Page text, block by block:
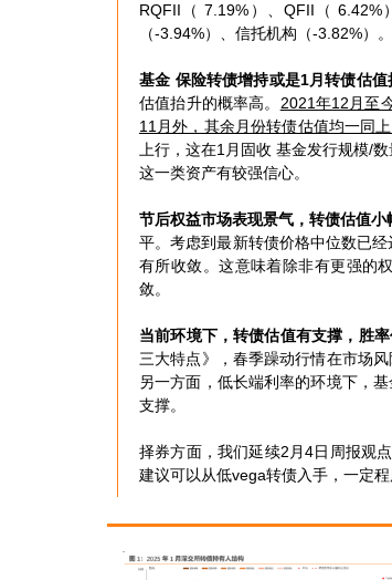
RQFII（ 7.19%）、QFII（
（-3.94%）、信托机构（-3.82%）。
基金 保险转债增持或是1月转债估
估值抬升的概率高。 2021年12月至
11月外，其余月份转债估值均一同上
上行，这在1月固收 基金发行规模/
这一类资产有较强信心。
节后权益市场表现景气，转债估值小
平。考虑到最新转债价格中位数已
有所收敛。这意味着除非有更强的
敛。
当前环境下，转债估值有支撑，胜率
三大特点》，春季躁动行情在市场
另一方面，低长端利率的环境下，
支撑。
择券方面，我们延续2月4日周报观
建议可以从低vega转债入手，一定